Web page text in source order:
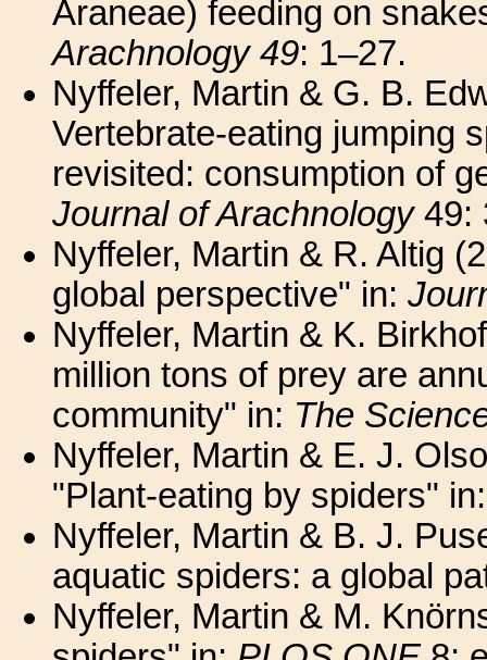
Araneae) feeding on
Arachnology 49: 1–27.
Nyffeler, Martin & G. B.
Vertebrate-eating jumping
revisited: consumption of
Journal of Arachnology49:
Nyffeler, Martin & R. Altig
global perspective" in:
Nyffeler, Martin & K.
million tons of prey are
community" in: The
Nyffeler, Martin & E. J.
"Plant-eating by spiders"
Nyffeler, Martin & B. J.
aquatic spiders: a global
Nyffeler, Martin & M.